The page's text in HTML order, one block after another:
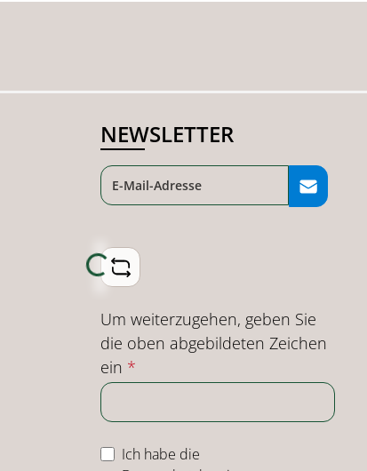
NEWSLETTER
Loading...
Um weiterzugehen, geben Sie
die oben abgebildeten Zeichen
ein *
Ich habe die